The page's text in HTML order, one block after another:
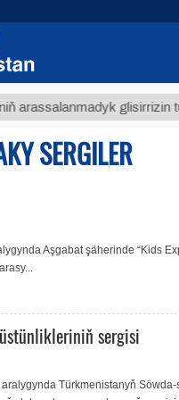
glisirrizin
SERGILER
Aşgabat şäherinde “Kids
sergisi
Türkmenistanyň